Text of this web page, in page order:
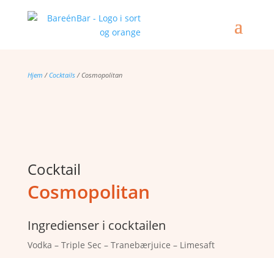
Hjem /Cocktails/ Cosmopolitan
Cocktail
Cosmopolitan
Ingredienser i cocktailen
Vodka – Triple Sec – Tranebærjuice – Limesaft